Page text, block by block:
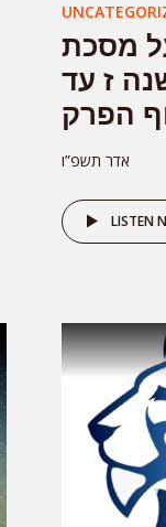
מסכת
ז עד
הפרק
אדר תשפ”ו
LISTEN